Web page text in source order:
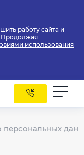
работу сайта и
Продолжая
использования
персональных